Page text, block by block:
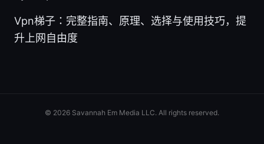
Vpn梯子：完整指南、原理、选择与使用技巧，提
升上网自由度
© 2026 Savannah Em Media LLC. All rights reserved.